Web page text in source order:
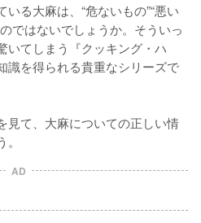
る大麻は、“危ないもの”“悪い
ではないでしょうか。そういっ
いてしまう『クッキング・ハ
識を得られる貴重なシリーズで
見て、大麻についての正しい情
AD